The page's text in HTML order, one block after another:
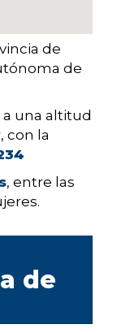
de
de
una altitud
con la
, entre las
de